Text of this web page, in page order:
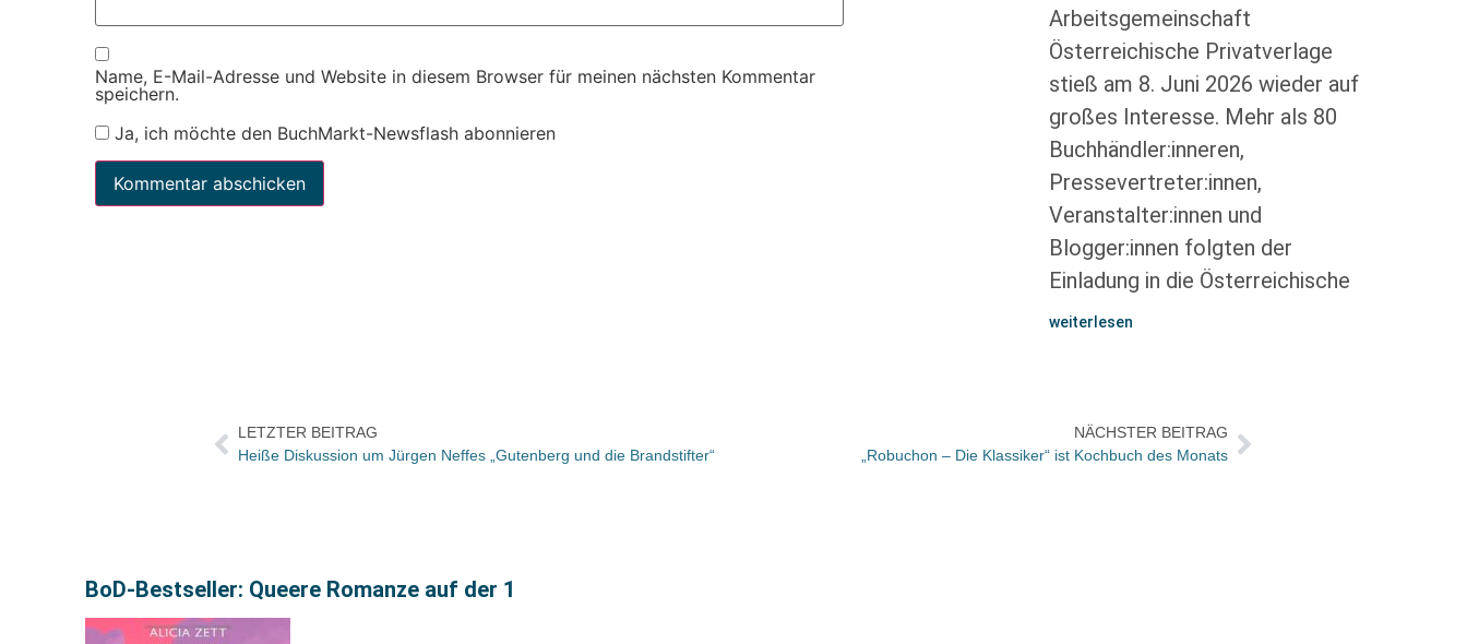
Name, E-Mail-Adresse und Website in diesem Browser für meinen nächsten Kommentar
speichern.
Ja, ich möchte den BuchMarkt-Newsflash abonnieren
Arbeitsgemeinschaft
Österreichische Privatverlage
stieß am 8. Juni 2026 wieder auf
großes Interesse. Mehr als 80
Buchhändler:inneren,
Pressevertreter:innen,
Veranstalter:innen und
Blogger:innen folgten der
Einladung in die Österreichische
weiterlesen
LETZTER BEITRAG
Heiße Diskussion um Jürgen Neffes „Gutenberg und die Brandstifter“
NÄCHSTER BEITRAG
„Robuchon – Die Klassiker“ ist Kochbuch des Monats
BoD-Bestseller: Queere Romanze auf der 1